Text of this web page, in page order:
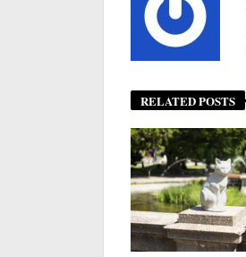
RELATED POSTS